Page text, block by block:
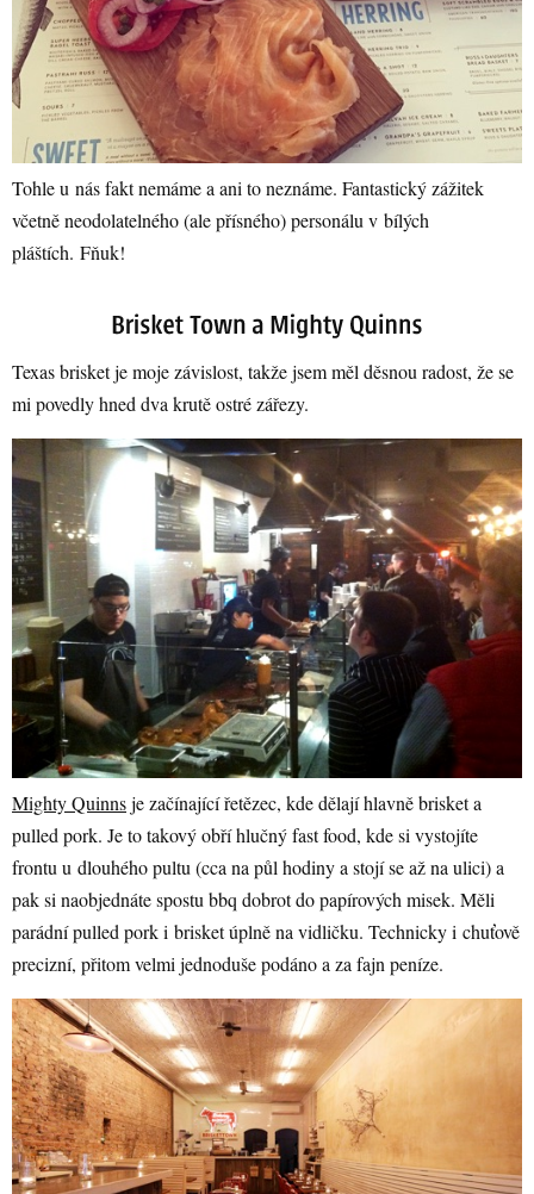
Tohle u nás fakt nemáme a ani to neznáme. Fantastický zážitek
včetně neodolatelného (ale přísného) personálu v bílých
pláštích. Fňuk!
Texas brisket je moje závislost, takže jsem měl děsnou radost, že se
mi povedly hned dva krutě ostré zářezy.
Mighty Quinnsje začínající řetězec, kde dělají hlavně brisket a
pulled pork. Je to takový obří hlučný fast food, kde si vystojíte
frontu u dlouhého pultu (cca na půl hodiny a stojí se až na ulici) a
pak si naobjednáte spostu bbq dobrot do papírových misek. Měli
parádní pulled pork i brisket úplně na vidličku. Technicky i chuťově
precizní, přitom velmi jednoduše podáno a za fajn peníze.